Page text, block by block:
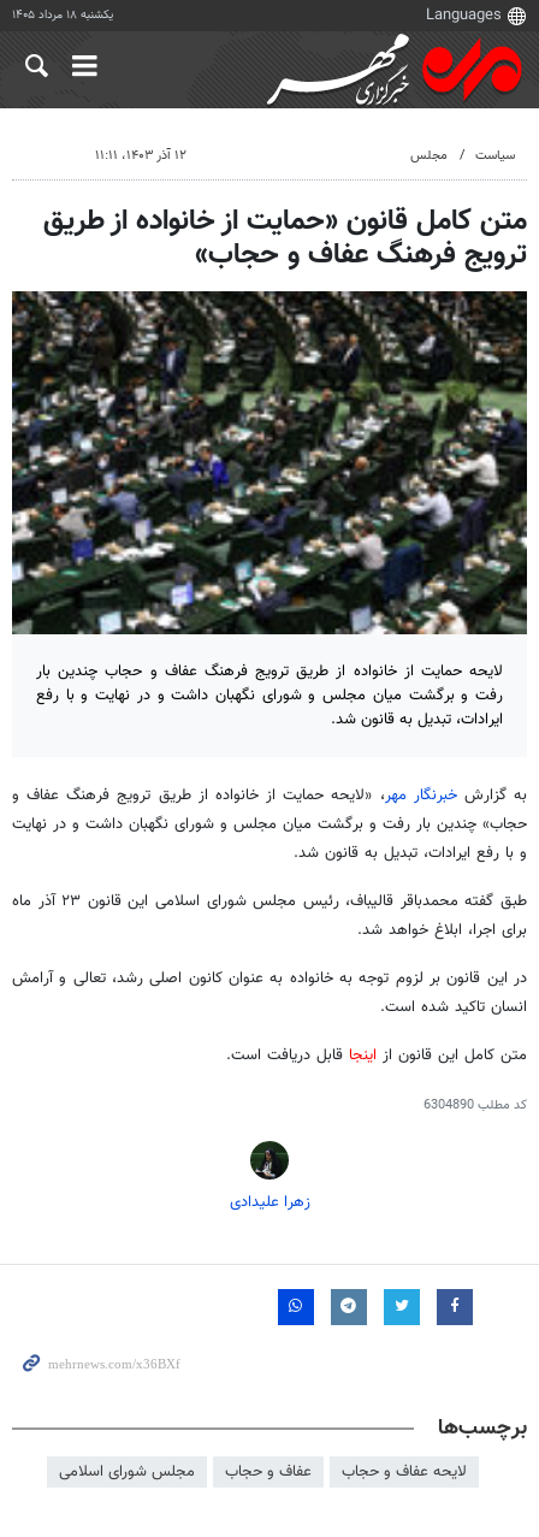
یکشنبه ۱۸ مرداد ۱۴۰۵
سیاست مجلس ۱۲ آذر ۱۴۰۳، ۱۱:۱۱
متن کامل قانون «حمایت از خانواده از طریق
ترویج فرهنگ عفاف و حجاب»
لایحه حمایت از خانواده از طریق ترویج فرهنگ عفاف و حجاب چندین بار
رفت و برگشت‌ میان مجلس و شورای نگهبان داشت و در نهایت و با رفع
ایرادات، تبدیل به قانون شد.
به گزارش خبرنگار مهر، «لایحه حمایت از خانواده از طریق ترویج فرهنگ عفاف و
حجاب» چندین بار رفت و برگشت میان مجلس و شورای نگهبان داشت و در نهایت
و با رفع ایرادات، تبدیل به قانون شد.
طبق گفته محمدباقر قالیباف، رئیس مجلس شورای اسلامی این قانون ۲۳ آذر ماه
برای اجرا، ابلاغ خواهد شد.
در این قانون بر لزوم توجه به خانواده به عنوان کانون اصلی رشد، تعالی و آرامش
انسان تاکید شده است.
متن کامل این قانون از اینجا قابل دریافت است.
کد مطلب6304890
زهرا علیدادی
برچسب‌ها
لایحه عفاف و حجاب عفاف و حجاب مجلس شورای اسلامی